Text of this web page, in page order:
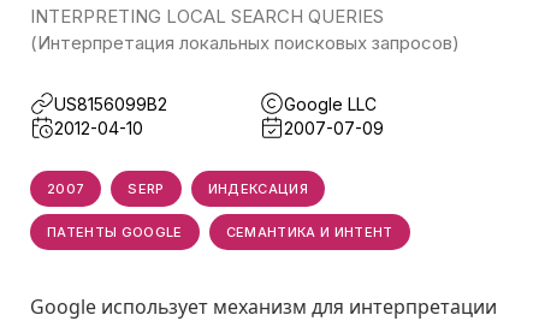
INTERPRETING LOCAL SEARCH QUERIES
(Интерпретация локальных поисковых запросов)
US8156099B2
Google LLC
2012-04-10
2007-07-09
2007 SERP ИНДЕКСАЦИЯ
ПАТЕНТЫ GOOGLE СЕМАНТИКА И ИНТЕНТ
Google использует механизм для интерпретации